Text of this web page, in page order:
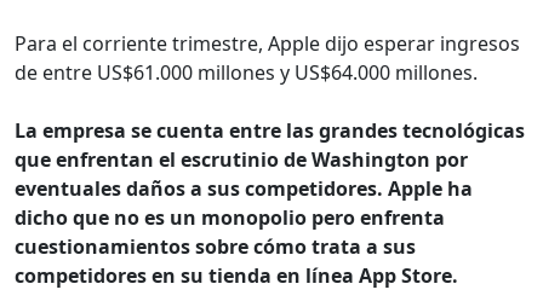
Para el corriente trimestre, Apple dijo esperar ingresos
de entre US$61.000 millones y US$64.000 millones.
La empresa se cuenta entre las grandes tecnológicas
que enfrentan el escrutinio de Washington por
eventuales daños a sus competidores. Apple ha
dicho que no es un monopolio pero enfrenta
cuestionamientos sobre cómo trata a sus
competidores en su tienda en línea App Store.